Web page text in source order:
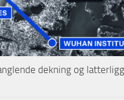
dekning og